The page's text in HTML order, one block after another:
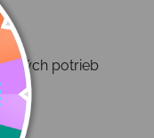
potrieb